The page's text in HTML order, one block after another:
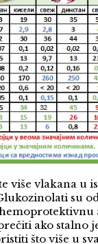
više vlakana u
su
ako stalno
što više u